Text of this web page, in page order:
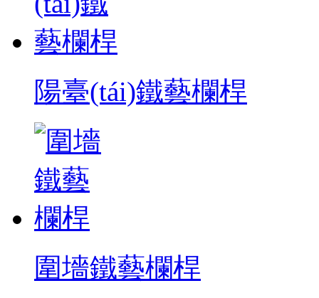
陽臺(tái)鐵藝欄桿
圍墻鐵藝欄桿